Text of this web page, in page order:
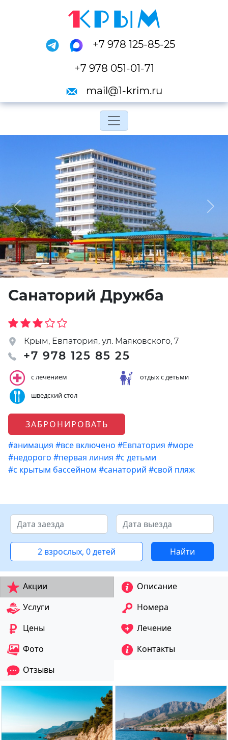
+7 978 125-85-25
+7 978 051-01-71
mail@1-krim.ru
Переключить
Previous Next
Санаторий Дружба
Крым, Евпатория, ул. Маяковского, 7
+7 978 125 85 25
с лечением
отдых с детьми
шведский стол
ЗАБРОНИРОВАТЬ
#анимация #все включено #Евпатория #море
#недорого #первая линия #с детьми
#с крытым бассейном #санаторий #свой пляж
2 взрослых, 0 детей Найти
Акции
Описание
Услуги
Номера
Цены
Лечение
Фото
Контакты
Отзывы